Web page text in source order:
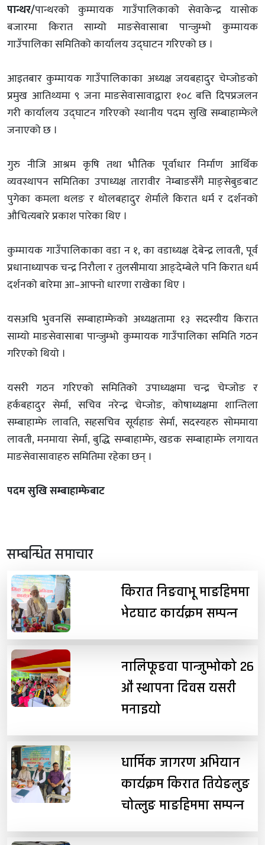
पान्थर/पान्थरको कुम्मायक गाउँपालिकाको सेवाकेन्द्र यासोक
बजारमा किरात साम्यो माङसेवासाबा पान्जुम्भो कुम्मायक
गाउँपालिका समितिको कार्यालय उद्घाटन गरिएको छ ।
आइतबार कुम्मायक गाउँपालिकाका अध्यक्ष जयबहादुर चेम्जोङको
प्रमुख आतिथ्यमा ९ जना माङसेवासावाद्वारा १०८ बत्ति दिपप्रजलन
गरी कार्यालय उद्घाटन गरिएको स्थानीय पदम सुखि सम्बाहाम्फेले
जनाएको छ ।
गुरु नीजि आश्रम कृषि तथा भौतिक पूर्वाधार निर्माण आर्थिक
व्यवस्थापन समितिका उपाध्यक्ष तारावीर नेम्बाङसँगै माङ्सेबुङबाट
पुगेका कमला थलङ र थोलबहादुर शेर्माले किरात धर्म र दर्शनको
औचित्यबारे प्रकाश पारेका थिए ।
कुम्मायक गाउँपालिकाका वडा न १, का वडाध्यक्ष देबेन्द्र लावती, पूर्व
प्रधानाध्यापक चन्द्र निरौला र तुलसीमाया आङ्देम्बेले पनि किरात धर्म
दर्शनको बारेमा आ–आफ्नो धारणा राखेका थिए ।
यसअघि भुवनसिं सम्बाहाम्फेको अध्यक्षतामा १३ सदस्यीय किरात
साम्यो माङसेवासाबा पान्जुम्भो कुम्मायक गाउँपालिका समिति गठन
गरिएको थियो ।
यसरी गठन गरिएको समितिको उपाध्यक्षमा चन्द्र चेम्जोङ र
हर्कबहादुर सेर्मा, सचिव नरेन्द्र चेम्जोङ, कोषाध्यक्षमा शान्तिला
सम्बाहाम्फे लावति, सहसचिव सूर्यहाङ सेर्मा, सदस्यहरु सोममाया
लावती, मनमाया सेर्मा, बुद्धि सम्बाहाम्फे, खडक सम्बाहाम्फे लगायत
माङसेवासावाहरु समितिमा रहेका छन् ।
पदम सुखि सम्बाहाम्फेबाट
सम्बन्धित समाचार
किरात निङवाभू माङहिममा
भेटघाट कार्यक्रम सम्पन्न
नालिफूङवा पान्जुम्भोको २६
औं स्थापना दिवस यसरी
मनाइयो
धार्मिक जागरण अभियान
कार्यक्रम किरात तियेङलुङ
चोत्लुङ माङहिममा सम्पन्न